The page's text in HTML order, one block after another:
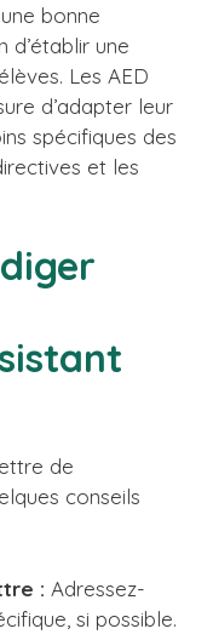
bonne
d’établir une
Les AED
d’adapter leur
spécifiques des
et les
de
conseils
: Adressez-
si possible.